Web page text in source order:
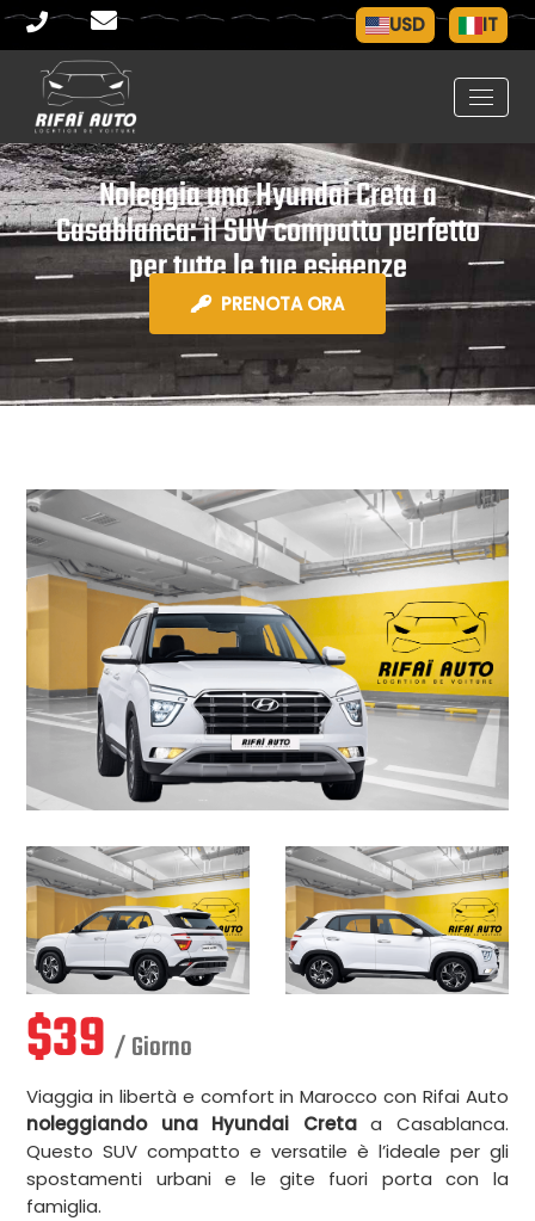
USD IT
Noleggia una Hyundai Creta a
Casablanca: il SUV compatto perfetto
per tutte le tue esigenze
PRENOTA ORA
$39 / Giorno
Viaggia in libertà e comfort in Marocco con Rifai Auto
noleggiando una Hyundai Cretaa Casablanca.
Questo SUV compatto e versatile è l’ideale per gli
spostamenti urbani e le gite fuori porta con la
famiglia.